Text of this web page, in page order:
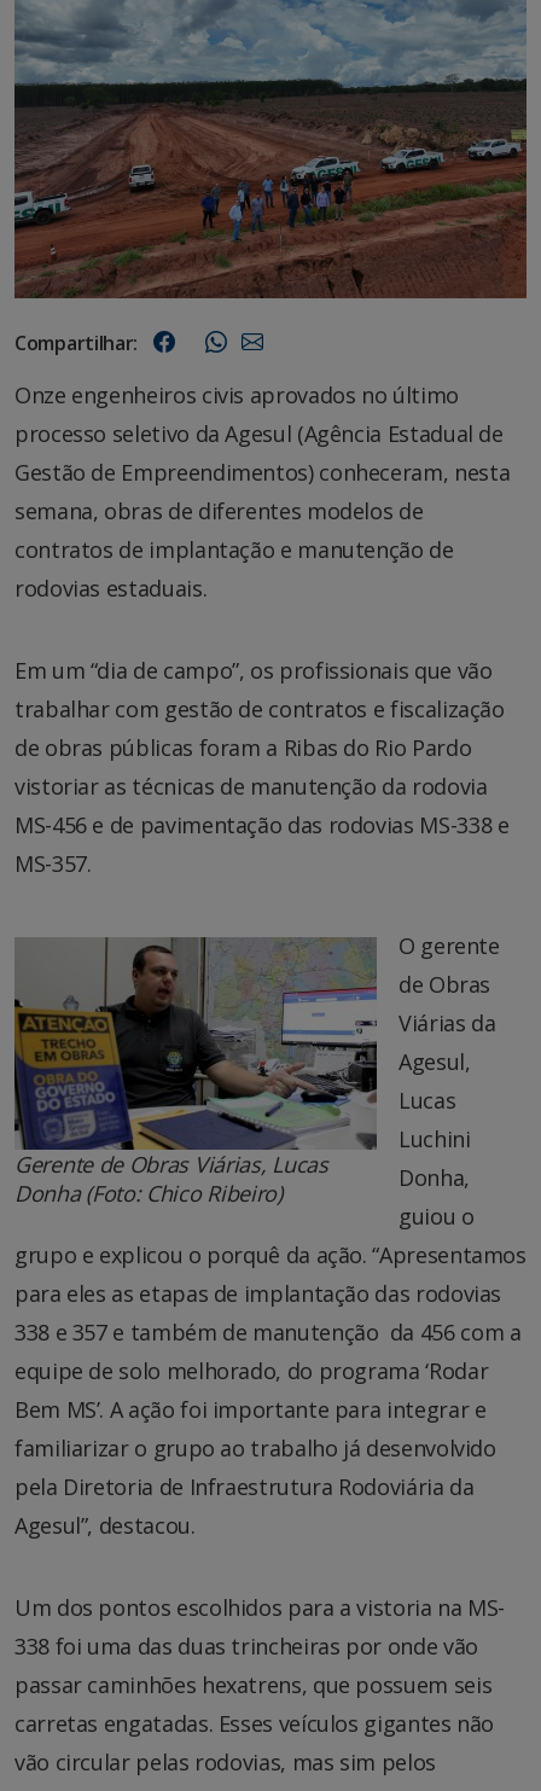
Compartilhar:
Onze engenheiros civis aprovados no último
processo seletivo da Agesul (Agência Estadual de
Gestão de Empreendimentos) conheceram, nesta
semana, obras de diferentes modelos de
contratos de implantação e manutenção de
rodovias estaduais.
Em um “dia de campo”, os profissionais que vão
trabalhar com gestão de contratos e fiscalização
de obras públicas foram a Ribas do Rio Pardo
vistoriar as técnicas de manutenção da rodovia
MS-456 e de pavimentação das rodovias MS-338 e
MS-357.
Gerente de Obras Viárias, Lucas
Donha (Foto: Chico Ribeiro)
O gerente
de Obras
Viárias da
Agesul,
Lucas
Luchini
Donha,
guiou o
grupo e explicou o porquê da ação. “Apresentamos
para eles as etapas de implantação das rodovias
338 e 357 e também de manutenção da 456 com a
equipe de solo melhorado, do programa ‘Rodar
Bem MS’. A ação foi importante para integrar e
familiarizar o grupo ao trabalho já desenvolvido
pela Diretoria de Infraestrutura Rodoviária da
Agesul”, destacou.
Um dos pontos escolhidos para a vistoria na MS-
338 foi uma das duas trincheiras por onde vão
passar caminhões hexatrens, que possuem seis
carretas engatadas. Esses veículos gigantes não
vão circular pelas rodovias, mas sim pelos